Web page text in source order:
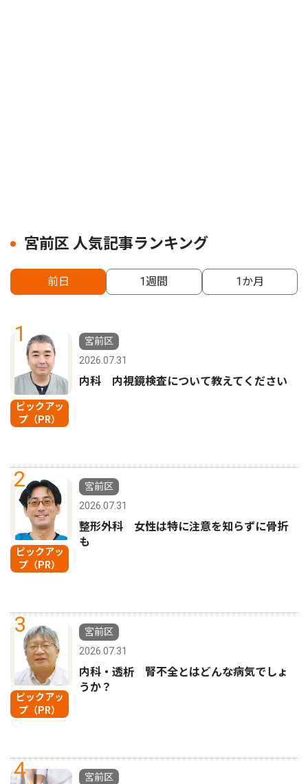
宮前区 人気記事ランキング
前日 1週間 1か月
1
ピックアッ
プ（PR）
宮前区
2026.07.31
内科 内視鏡検査について教えてください
2
ピックアッ
プ（PR）
宮前区
2026.07.31
整形外科 女性は特に注意を知らずに骨折
も
3
ピックアッ
プ（PR）
宮前区
2026.07.31
内科・透析 腎不全とはどんな病気でしょ
うか？
4
宮前区